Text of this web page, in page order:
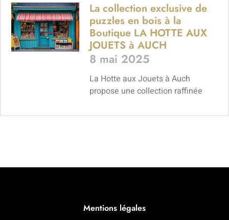
La collection exclusive de
puzzles en bois à la
Boutique LA HOTTE AUX
JOUETS à AUCH
8 mai 2025
La Hotte aux Jouets à Auch
propose une collection raffinée
Mentions légales